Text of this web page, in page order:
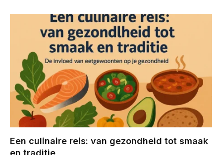
Een culinaire reis: van gezondheid tot smaak
en traditie